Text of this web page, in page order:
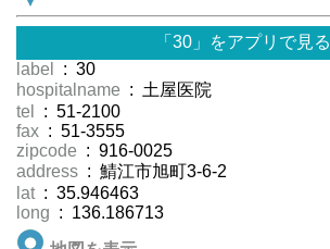
「30」をアプリで見る
label
: 30
hospitalname : 土屋医院
tel
: 51-2100
fax : 51-3555
zipcode : 916-0025
address : 鯖江市旭町3-6-2
lat : 35.946463
long : 136.186713